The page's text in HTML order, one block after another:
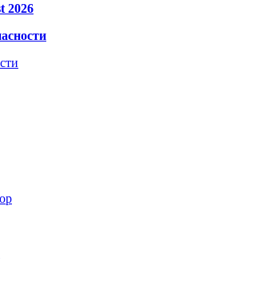
2026